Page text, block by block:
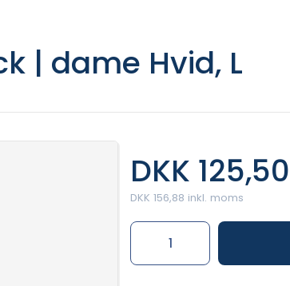
| dame Hvid, L
DKK 125,50
DKK 156,88 inkl. moms